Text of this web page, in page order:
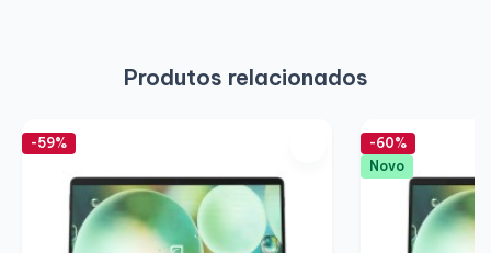
Produtos relacionados
-59%
-60%
Novo